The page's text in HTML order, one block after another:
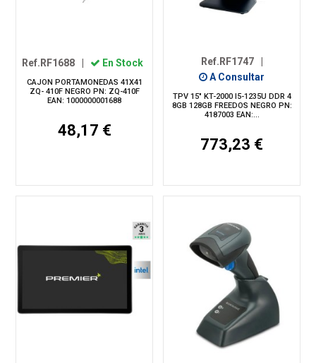
Ref.RF1688 En Stock
CAJON PORTAMONEDAS 41X41
ZQ- 410F NEGRO PN: ZQ-410F
EAN: 1000000001688
48,17 €
Ref.RF1747
A Consultar
TPV 15" KT-2000 I5-1235U DDR 4
8GB 128GB FREEDOS NEGRO PN:
4187003 EAN:...
773,23 €